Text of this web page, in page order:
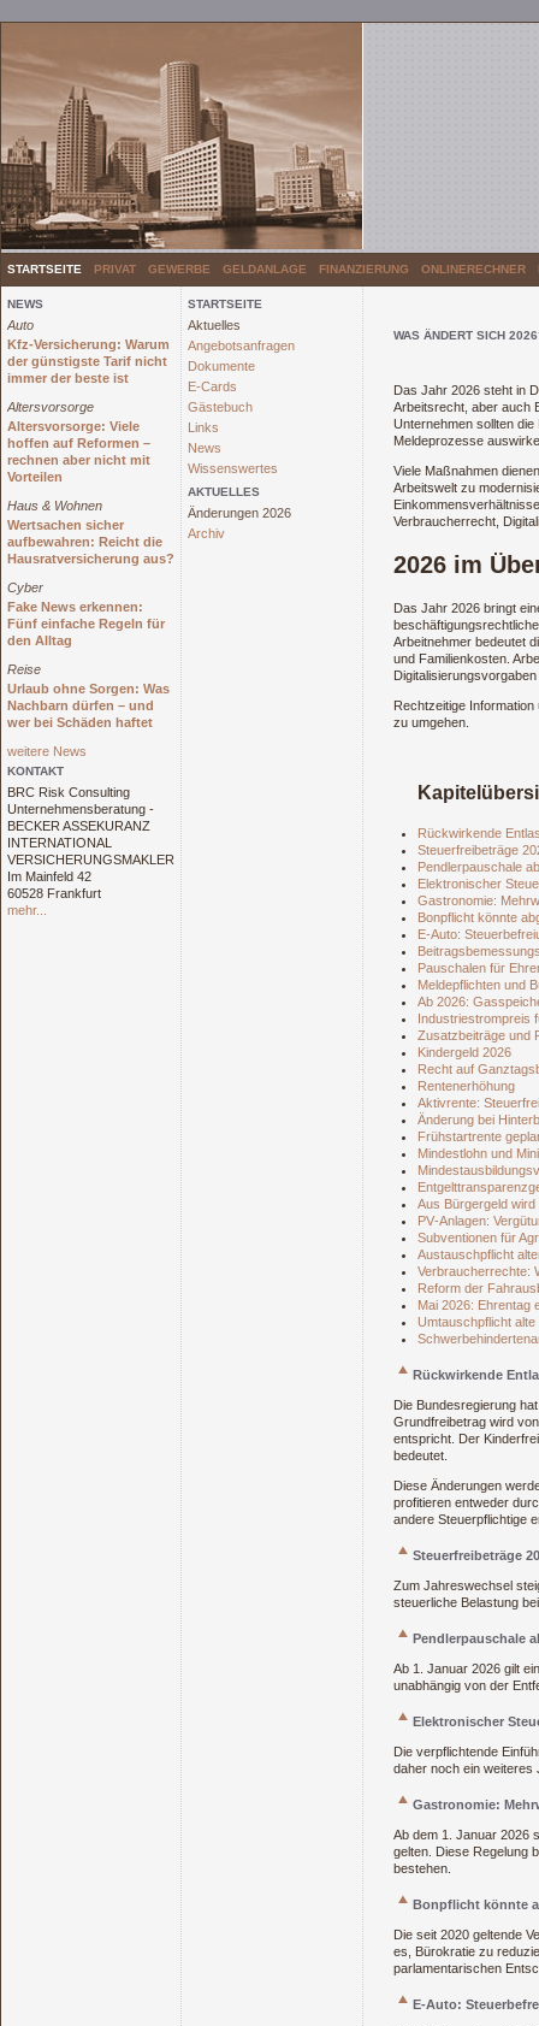
STARTSEITE PRIVAT GEWERBE GELDANLAGE FINANZIERUNG ONLINERECHNER
NEWS
Auto
Kfz-Versicherung: Warum
der günstigste Tarif nicht
immer der beste ist
Altersvorsorge
Altersvorsorge: Viele
hoffen auf Reformen –
rechnen aber nicht mit
Vorteilen
Haus & Wohnen
Wertsachen sicher
aufbewahren: Reicht die
Hausratversicherung aus?
Cyber
Fake News erkennen:
Fünf einfache Regeln für
den Alltag
Reise
Urlaub ohne Sorgen: Was
Nachbarn dürfen – und
wer bei Schäden haftet
weitere News
KONTAKT
BRC Risk Consulting
Unternehmensberatung -
BECKER ASSEKURANZ
INTERNATIONAL
VERSICHERUNGSMAKLER
Im Mainfeld 42
60528 Frankfurt
mehr...
STARTSEITE
Aktuelles
Angebotsanfragen
Dokumente
E-Cards
Gästebuch
Links
News
Wissenswertes
AKTUELLES
Änderungen 2026
Archiv
WAS ÄNDERT SICH
Das Jahr 2026 steht in
Arbeitsrecht, aber auch
Unternehmen sollten
Meldeprozesse
Viele Maßnahmen
Arbeitswelt zu
Verbraucherrecht,
2026 im
Das Jahr 2026 bringt
Arbeitnehmer bedeutet
und Familienkosten.
Rechtzeitige
zu umgehen.
Rückwirkende
Steuerfreibeträge
Pendlerpauschale
Elektronischer
Gastronomie:
Bonpflicht könnte
E‑Auto:
Pauschalen für
Meldepflichten und
Ab 2026:
Industriestrompreis
Zusatzbeiträge und
Kindergeld 2026
Recht auf
Rentenerhöhung
Aktivrente:
Änderung bei
Frühstartrente
Mindestlohn und
Aus Bürgergeld
PV‑Anlagen:
Subventionen für
Austauschpflicht
Verbraucherrechte:
Reform der
Mai 2026: Ehrentag
Umtauschpflicht
Rückwirkende
Die Bundesregierung
Grundfreibetrag wird
entspricht. Der
bedeutet.
Diese Änderungen
profitieren entweder
andere Steuerpflichtige
Steuerfreibeträge
Zum Jahreswechsel
steuerliche Belastung
Pendlerpauschale
Ab 1. Januar 2026 gilt
unabhängig von der
Elektronischer
Die verpflichtende
daher noch ein weiteres
Gastronomie:
Ab dem 1. Januar 2026
gelten. Diese Regelung
bestehen.
Bonpflicht könnte
Die seit 2020 geltende
es, Bürokratie zu
parlamentarischen
E‑Auto: